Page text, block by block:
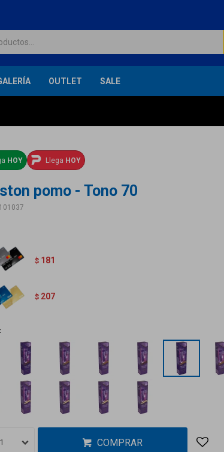
OUTLET SALE
HOY Llega HOY
pomo - Tono 70
$ 181
$ 207
1 COMPRAR